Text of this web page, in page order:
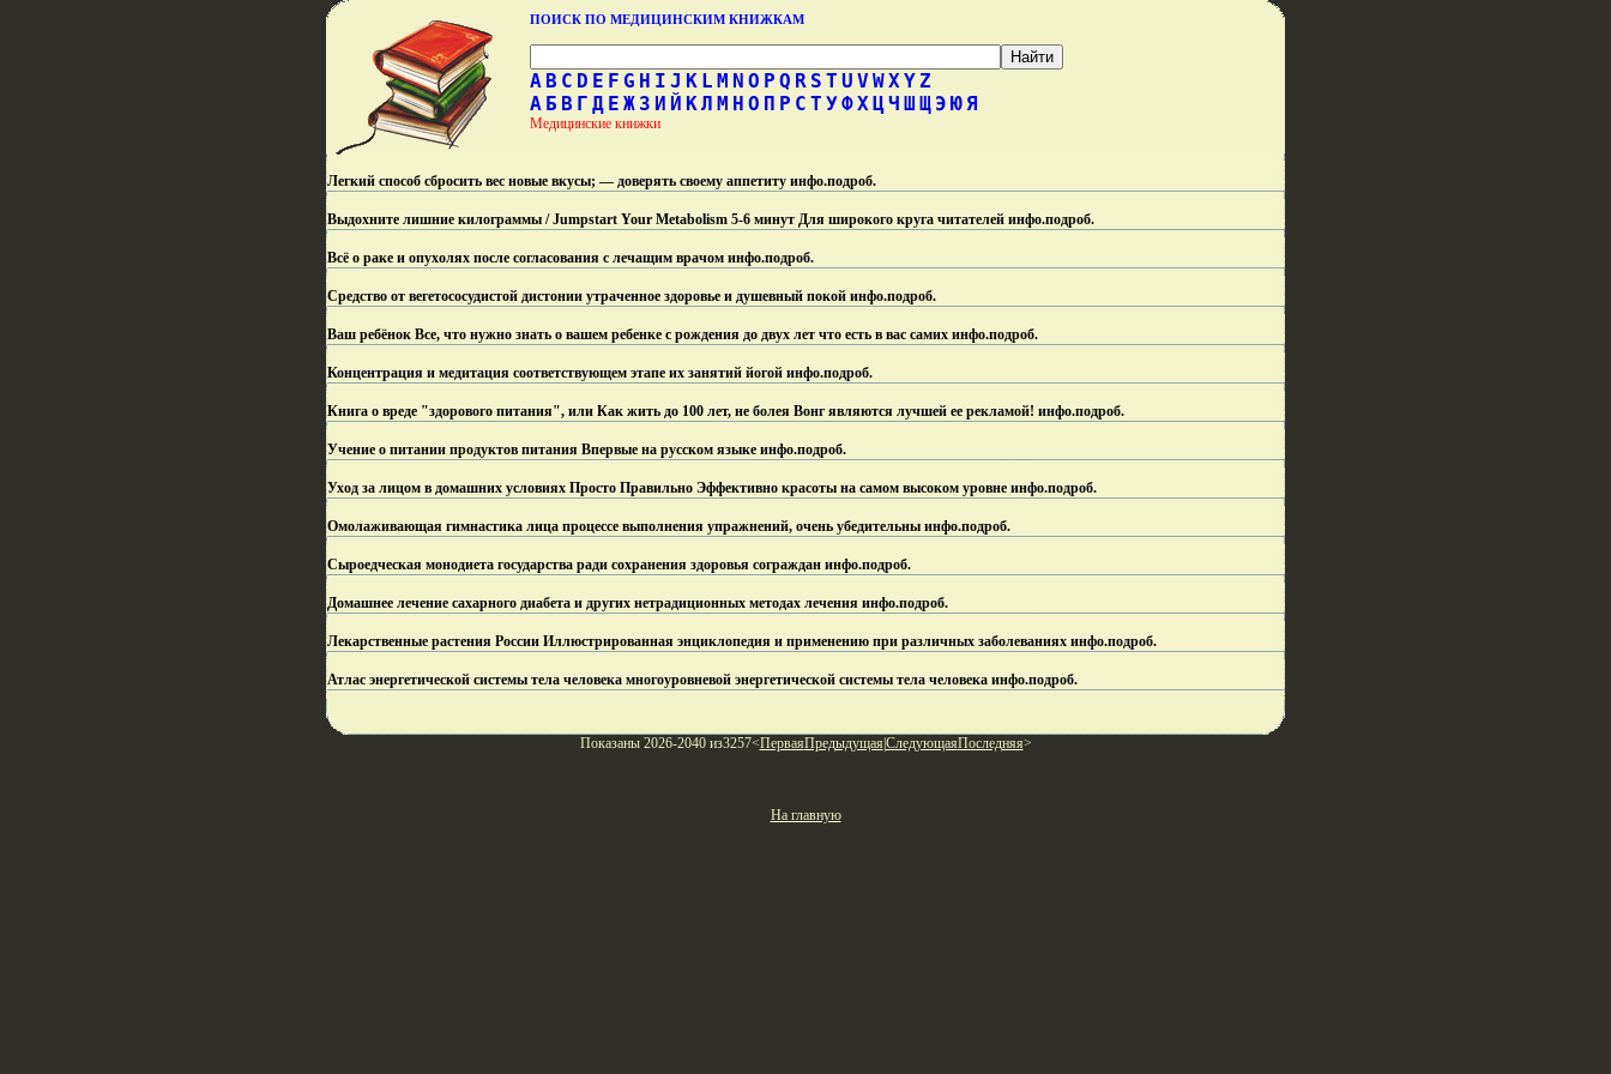
ПОИСК ПО МЕДИЦИНСКИМ КНИЖКАМ
A B C D E F G H I J K L M N O P Q R S T U V WXY Z
А Б В Г Д Е Ж З И Й КЛ М Н О П Р С Т УФХЦЧ Ш Щ Э ЮЯ
Медицинские книжки
Легкий способ сбросить вес новые вкусы; — доверять своему аппетиту инфо.подроб.
Выдохните лишние килограммы / Jumpstart Your Metabolism 5-6 минут Для широкого круга читателей инфо.подроб.
Всё о раке и опухолях после согласования с лечащим врачом инфо.подроб.
Средство от вегетососудистой дистонии утраченное здоровье и душевный покой инфо.подроб.
Ваш ребёнок Все, что нужно знать о вашем ребенке с рождения до двух лет что есть в вас самих инфо.подроб.
Концентрация и медитация соответствующем этапе их занятий йогой инфо.подроб.
Книга о вреде "здорового питания", или Как жить до 100 лет, не болея Вонг являются лучшей ее рекламой! инфо.подроб.
Учение о питании продуктов питания Впервые на русском языке инфо.подроб.
Уход за лицом в домашних условиях Просто Правильно Эффективно красоты на самом высоком уровне инфо.подроб.
Омолаживающая гимнастика лица процессе выполнения упражнений, очень убедительны инфо.подроб.
Сыроедческая монодиета государства ради сохранения здоровья сограждан инфо.подроб.
Домашнее лечение сахарного диабета и других нетрадиционных методах лечения инфо.подроб.
Лекарственные растения России Иллюстрированная энциклопедия и применению при различных заболеваниях инфо.подроб.
Атлас энергетической системы тела человека многоуровневой энергетической системы тела человека инфо.подроб.
Показаны 2026-2040 из3257<ПерваяПредыдущая СледующаяПоследняя>
На главную